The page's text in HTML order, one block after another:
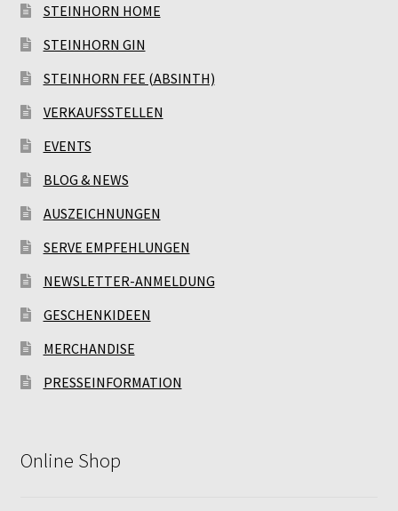
STEINHORN HOME
STEINHORN GIN
STEINHORN FEE (ABSINTH)
VERKAUFSSTELLEN
EVENTS
BLOG & NEWS
AUSZEICHNUNGEN
SERVE EMPFEHLUNGEN
NEWSLETTER-ANMELDUNG
GESCHENKIDEEN
MERCHANDISE
PRESSEINFORMATION
Online Shop